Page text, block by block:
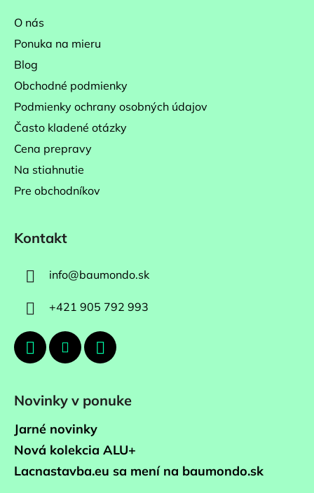
O nás
Ponuka na mieru
Blog
Obchodné podmienky
Podmienky ochrany osobných údajov
Často kladené otázky
Cena prepravy
Na stiahnutie
Pre obchodníkov
Kontakt
info@baumondo.sk
+421 905 792 993
Novinky v ponuke
Jarné novinky
Nová kolekcia ALU+
Lacnastavba.eu sa mení na baumondo.sk